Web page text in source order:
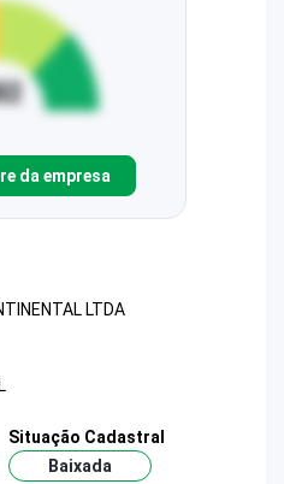
da empresa
LTDA
Situação Cadastral
Baixada